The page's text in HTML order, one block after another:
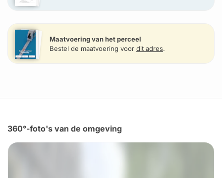
Maatvoering van het perceel
Bestel de maatvoering voor dit adres.
360°-foto's van de omgeving